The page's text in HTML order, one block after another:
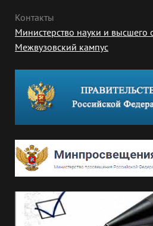
Контакты
Министерство науки и высшего
Межвузовский кампус